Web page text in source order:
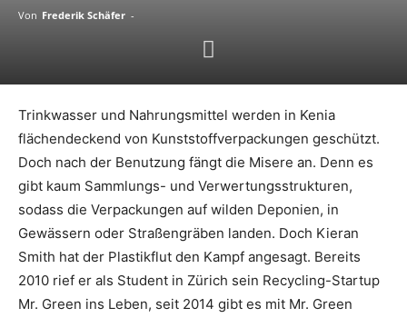
Von Frederik Schäfer -
Trinkwasser und Nahrungsmittel werden in Kenia
flächendeckend von Kunststoffverpackungen geschützt.
Doch nach der Benutzung fängt die Misere an. Denn es
gibt kaum Sammlungs- und Verwertungsstrukturen,
sodass die Verpackungen auf wilden Deponien, in
Gewässern oder Straßengräben landen. Doch Kieran
Smith hat der Plastikflut den Kampf angesagt. Bereits
2010 rief er als Student in Zürich sein Recycling-Startup
Mr. Green ins Leben, seit 2014 gibt es mit Mr. Green